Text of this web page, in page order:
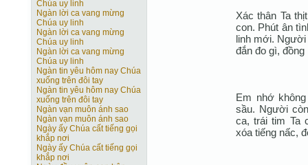
Chúa uy linh
Ngàn lời ca vang mừng
Chúa uy linh
Ngàn lời ca vang mừng
Chúa uy linh
Ngàn lời ca vang mừng
Chúa uy linh
Ngàn tin yêu hôm nay Chúa
xuống trên đôi tay
Ngàn tin yêu hôm nay Chúa
xuống trên đôi tay
Ngàn vạn muôn ánh sao
Ngàn vạn muôn ánh sao
Ngày ấy Chúa cất tiếng gọi
khắp nơi
Ngày ấy Chúa cất tiếng gọi
khắp nơi
Xác thân Ta
con. Phút ân
linh mới. Người
đắn đo gì, đồng
Em nhớ
sầu. Người
ca, trái tim Ta
xóa tiếng nấc,